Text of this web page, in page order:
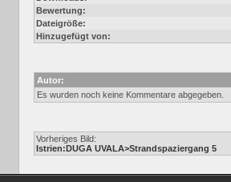
Bewertung:
Dateigröße:
Hinzugefügt von:
Autor:
Es wurden noch keine Kommentare abgegeben.
Vorheriges Bild:
Istrien:DUGA UVALA>Strandspaziergang 5